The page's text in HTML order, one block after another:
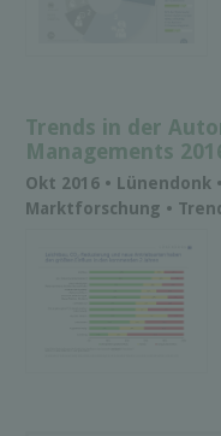
Trends in der
Managements
Okt 2016 • Lünendonk
Marktforschung •